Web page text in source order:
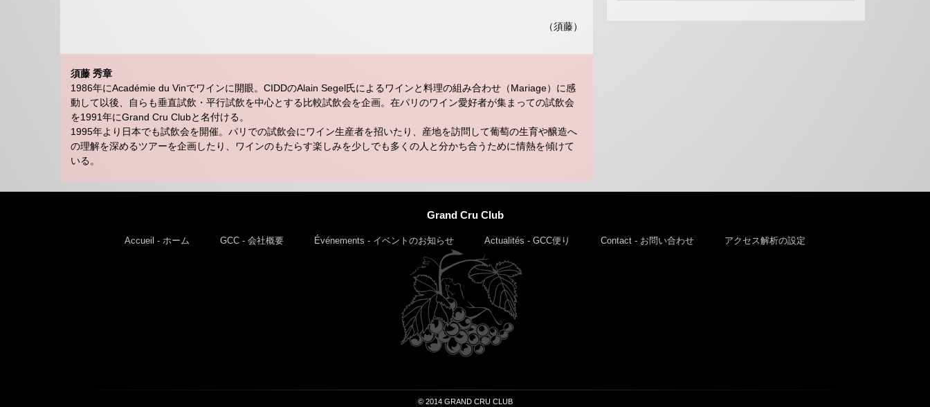
（須藤）
須藤 秀章
1986年にAcadémie du Vinでワインに開眼。CIDDのAlain Segel氏によるワインと料理の組み合わせ（Mariage）に感
動して以後、自らも垂直試飲・平行試飲を中心とする比較試飲会を企画。在パリのワイン愛好者が集まっての試飲会
を1991年にGrand Cru Clubと名付ける。
1995年より日本でも試飲会を開催。パリでの試飲会にワイン生産者を招いたり、産地を訪問して葡萄の生育や醸造へ
の理解を深めるツアーを企画したり、ワインのもたらす楽しみを少しでも多くの人と分かち合うために情熱を傾けて
いる。
Grand Cru Club
Accueil - ホーム GCC - 会社概要 Événements - イベントのお知らせ Actualités - GCC便り Contact - お問い合わせ アクセス解析の設定
© 2014 GRAND CRU CLUB